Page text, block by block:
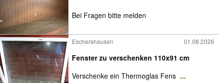
Bei Fragen bitte melden
Eschershausen 01.08.2026
Fenster zu verschenken 110x91 cm
Verschenke ein Thermoglas Fens ...